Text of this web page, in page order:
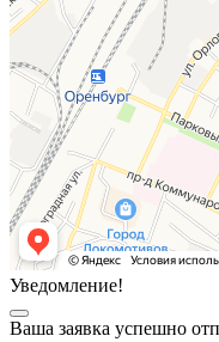
Уведомление!
Ваша заявка успешно